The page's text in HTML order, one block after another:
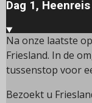
Dag 1,
Na onze laatste
Friesland. In de
tussenstop voor
Bezoekt u